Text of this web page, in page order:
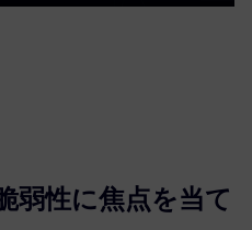
Mute Settings
PIP
Enter
弱性に焦点を当て